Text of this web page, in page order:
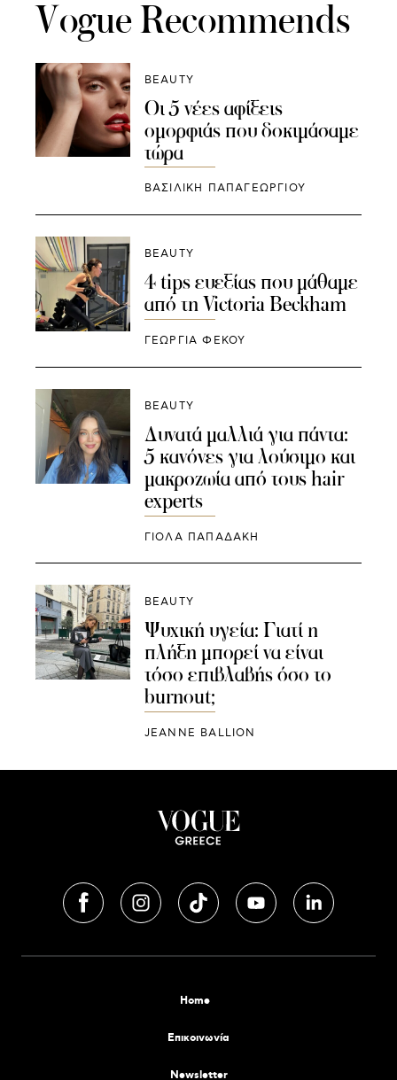
Vogue Recommends
BEAUTY
Οι 5 νέες αφίξεις
ομορφιάς που δοκιμάσαμε
τώρα
ΒΑΣΙΛΙΚΗ ΠΑΠΑΓΕΩΡΓΙΟΥ
BEAUTY
4 tips ευεξίας που μάθαμε
από τη Victoria Beckham
ΓΕΩΡΓΙΑ ΦΕΚΟΥ
BEAUTY
Δυνατά μαλλιά για πάντα:
5 κανόνες για λούσιμο και
μακροζωία από τους hair
experts
ΓΙΌΛΑ ΠΑΠΑΔΆΚΗ
BEAUTY
Ψυχική υγεία: Γιατί η
πλήξη μπορεί να είναι
τόσο επιβλαβής όσο το
burnout;
JEANNE BALLION
Home
Επικοινωνία
Newsletter